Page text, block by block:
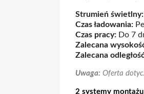
Strumień świetlny:
Czas ładowania:
Czas pracy: Do 7
Zalecana
Zalecana
Uwaga: Oferta
2 systemy montażu